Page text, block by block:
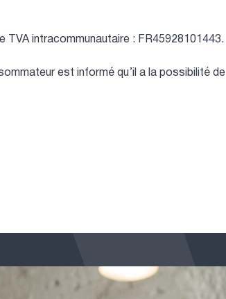
TVA intracommunautaire : FR45928101443.
est informé qu’il a la possibilité de